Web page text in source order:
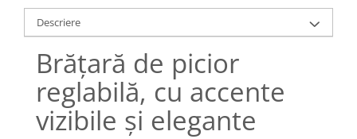
Coliere cu Perle Preciosa
COLIERE ȘNUR REGLABIL
Coliere cu Inimioare
Coliere cu Cruce
Coliere cu Stea
Coliere cu Soare
Descriere
Brățară de picior
reglabilă, cu accente
vizibile și elegante